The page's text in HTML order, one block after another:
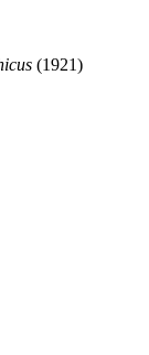
(1921)